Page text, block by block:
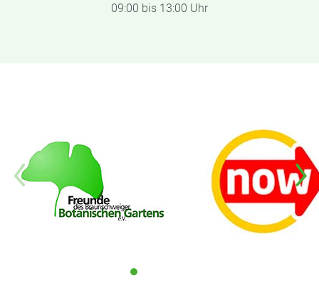
09:00 bis 13:00 Uhr